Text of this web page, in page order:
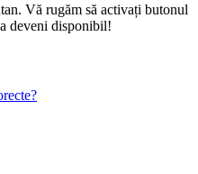
Vă rugăm să activați butonul
deveni disponibil!